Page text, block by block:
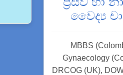
වෛද්‍ය
MBBS
Gynaecology
DRCOG (UK),